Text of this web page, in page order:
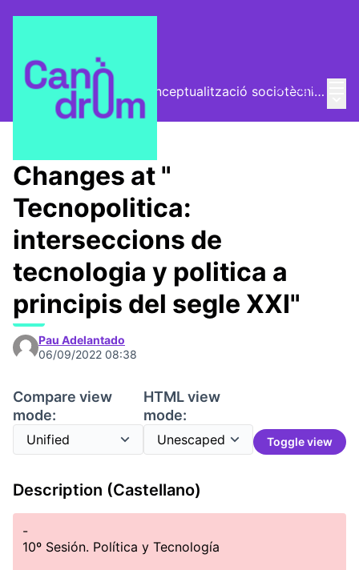
Log inEl Vector (vector de conceptualització sociotècnica)
Trobades
Changes at "
Tecnopolitica:
interseccions de
tecnologia y politica a
principis del segle XXI"
Pau Adelantado
06/09/2022 08:38
Compare view
mode:
HTML view
mode:
Toggle view
Description (Castellano)
-
10º Sesión. Política y Tecnología